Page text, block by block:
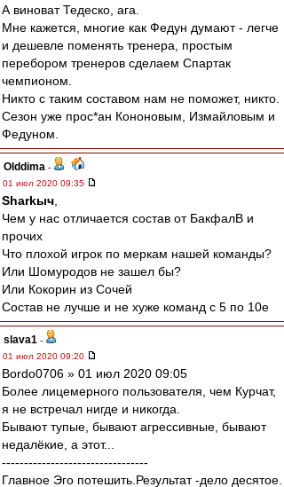
А виноват Тедеско, ага.
Мне кажется, многие как Федун думают - легче
и дешевле поменять тренера, простым
перебором тренеров сделаем Спартак
чемпионом.
Никто с таким составом нам не поможет, никто.
Сезон уже прос*ан Кононовым, Измайловым и
Федуном.
Olddima -
01 июл 2020 09:35
Sharkыч
Чем у нас отличается состав от БакфалВ и
прочих
Что плохой игрок по меркам нашей команды?
Или Шомуродов не зашел бы?
Или Кокорин из Сочей
Состав не лучше и не хуже команд с 5 по 10е
slava1 -
01 июл 2020 09:20
Bordo0706 » 01 июл 2020 09:05
Более лицемерного пользователя, чем Курчат,
я не встречал нигде и никогда.
Бывают тупые, бывают агрессивные, бывают
недалёкие, а этот...
---------------------------------
Главное Эго потешить.Результат -дело десятое.